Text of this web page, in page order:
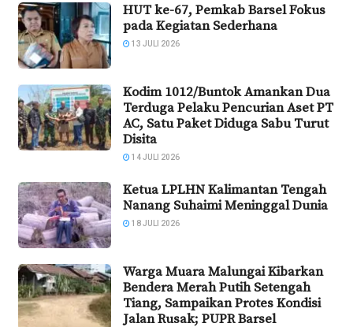
HUT ke-67, Pemkab Barsel Fokus
pada Kegiatan Sederhana
13 JULI 2026
Kodim 1012/Buntok Amankan Dua
Terduga Pelaku Pencurian Aset PT
AC, Satu Paket Diduga Sabu Turut
Disita
14 JULI 2026
Ketua LPLHN Kalimantan Tengah
Nanang Suhaimi Meninggal Dunia
18 JULI 2026
Warga Muara Malungai Kibarkan
Bendera Merah Putih Setengah
Tiang, Sampaikan Protes Kondisi
Jalan Rusak; PUPR Barsel